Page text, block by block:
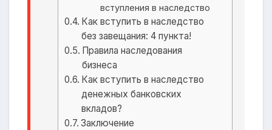
вступления в наследство
Как вступить в наследство
без завещания: 4 пункта!
Правила наследования
бизнеса
Как вступить в наследство
денежных банковских
вкладов?
Заключение